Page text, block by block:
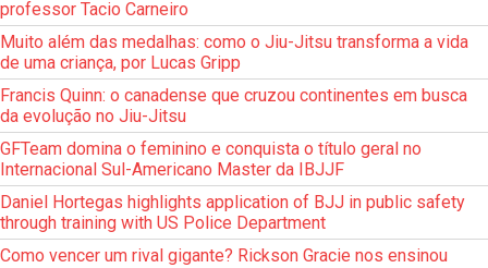
professor Tacio Carneiro
Muito além das medalhas: como o Jiu-Jitsu transforma a vida
de uma criança, por Lucas Gripp
Francis Quinn: o canadense que cruzou continentes em busca
da evolução no Jiu-Jitsu
GFTeam domina o feminino e conquista o título geral no
Internacional Sul-Americano Master da IBJJF
Daniel Hortegas highlights application of BJJ in public safety
through training with US Police Department
Como vencer um rival gigante? Rickson Gracie nos ensinou